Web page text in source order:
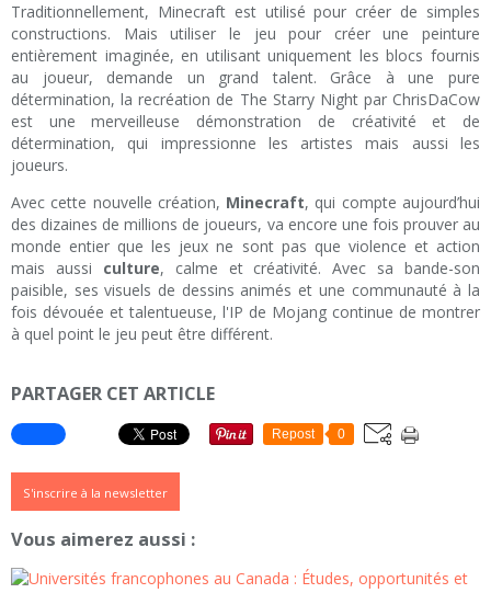
Traditionnellement, Minecraft est utilisé pour créer de simples
constructions. Mais utiliser le jeu pour créer une peinture
entièrement imaginée, en utilisant uniquement les blocs fournis
au joueur, demande un grand talent. Grâce à une pure
détermination, la recréation de The Starry Night par ChrisDaCow
est une merveilleuse démonstration de créativité et de
détermination, qui impressionne les artistes mais aussi les
joueurs.
Avec cette nouvelle création, Minecraft, qui compte aujourd’hui
des dizaines de millions de joueurs, va encore une fois prouver au
monde entier que les jeux ne sont pas que violence et action
mais aussi culture, calme et créativité. Avec sa bande-son
paisible, ses visuels de dessins animés et une communauté à la
fois dévouée et talentueuse, l'IP de Mojang continue de montrer
à quel point le jeu peut être différent.
PARTAGER CET ARTICLE
Repost 0
S'inscrire à la newsletter
Vous aimerez aussi :